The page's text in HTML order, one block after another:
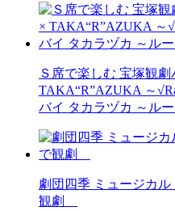
Ｓ席で楽しむ 宝塚観
TAKA“R”AZUKA ～
バイ タカラヅカ ～ルー
劇団四季 ミュージカ
観劇